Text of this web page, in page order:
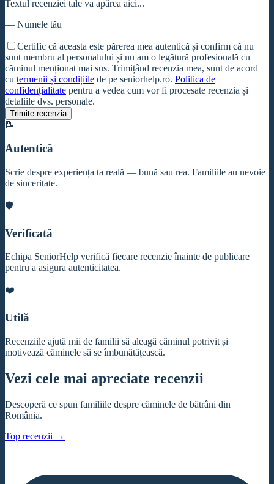
Textul recenziei tale va apărea aici...
— Numele tău
Certific că aceasta este părerea mea autentică și confirm că nu
sunt membru al personalului și nu am o legătură profesională cu
căminul menționat mai sus. Trimițând recenzia mea, sunt de acord
cu termenii și condițiile de pe seniorhelp.ro. Politica de
confidențialitate pentru a vedea cum vor fi procesate recenzia și
detaliile dvs. personale.
Trimite recenzia
📝
Autentică
Scrie despre experiența ta reală — bună sau rea. Familiile au nevoie
de sinceritate.
🛡️
Verificată
Echipa SeniorHelp verifică fiecare recenzie înainte de publicare
pentru a asigura autenticitatea.
❤️
Utilă
Recenziile ajută mii de familii să aleagă căminul potrivit și
motivează căminele să se îmbunătățească.
Vezi cele mai apreciate recenzii
Descoperă ce spun familiile despre căminele de bătrâni din
România.
Top recenzii →